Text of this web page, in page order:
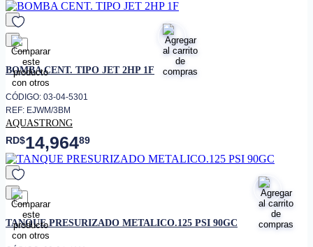
favorito
BOMBA CENT. TIPO JET 2HP 1F
CÓDIGO: 03-04-5301
REF: EJWM/3BM
AQUASTRONG
RD$14,96489
favorito
TANQUE PRESURIZADO METALICO.125 PSI 90GC